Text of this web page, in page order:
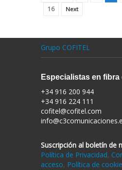
16
Next
Grupo COFITEL
Especialistas en fibra
+34 916 200 944
+34 916 224 111
cofitel@cofitel.com
Suscripción al boletín de
Política de Privacidad,
acceso, Política de